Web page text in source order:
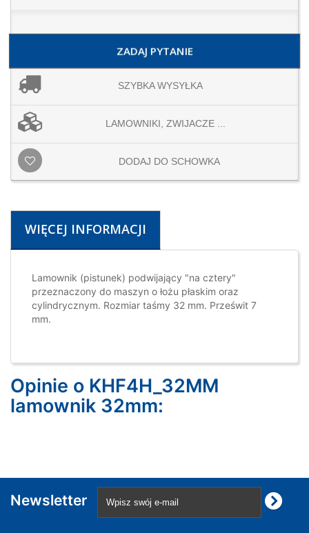
ZADAJ PYTANIE
SZYBKA WYSYŁKA
LAMOWNIKI, ZWIJACZE ...
DODAJ DO SCHOWKA
WIĘCEJ INFORMACJI
Lamownik (pistunek) podwijający "na cztery"
przeznaczony do maszyn o łożu płaskim oraz
cylindrycznym. Rozmiar taśmy 32 mm. Prześwit 7
mm.
Opinie o KHF4H_32MM
lamownik 32mm:
Newsletter